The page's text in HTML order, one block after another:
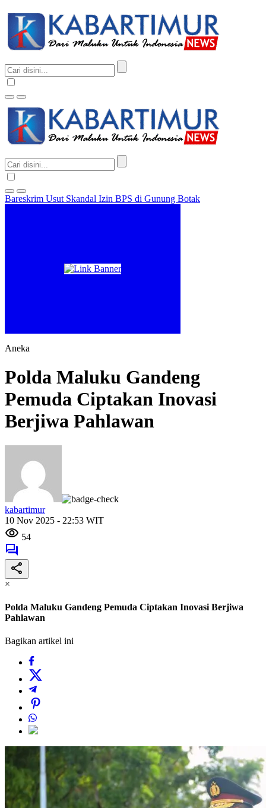
Bareskrim Usut Skandal Izin BPS di Gunung Botak
Aneka
Polda Maluku Gandeng
Pemuda Ciptakan Inovasi
Berjiwa Pahlawan
kabartimur
10 Nov 2025 - 22:53 WIT
54
×
Polda Maluku Gandeng Pemuda Ciptakan Inovasi Berjiwa
Pahlawan
Bagikan artikel ini